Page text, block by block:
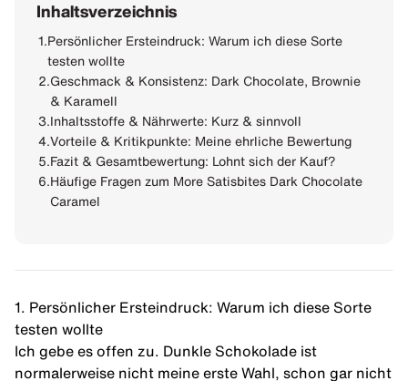
Inhaltsverzeichnis
1. Persönlicher Ersteindruck: Warum ich diese Sorte
testen wollte
2.Geschmack & Konsistenz: Dark Chocolate, Brownie
& Karamell
3. Inhaltsstoffe & Nährwerte: Kurz & sinnvoll
4.Vorteile & Kritikpunkte: Meine ehrliche Bewertung
5. Fazit & Gesamtbewertung: Lohnt sich der Kauf?
6. Häufige Fragen zum More Satisbites Dark Chocolate
Caramel
1. Persönlicher Ersteindruck: Warum ich diese Sorte
testen wollte
Ich gebe es offen zu. Dunkle Schokolade ist
normalerweise nicht meine erste Wahl, schon gar nicht